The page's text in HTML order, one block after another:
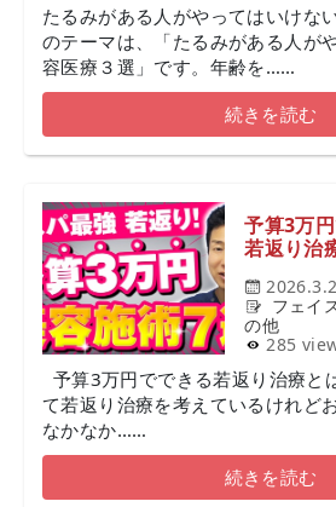
たるみがある人がやってはいけな
のテーマは、「たるみがある人が
容医療３選」です。年齢を……
続きを読む
予算3万
若返り治
フェイ
の他
285
予算3万円でできる若返り治療と
て若返り治療を考えているけれど
なかなか……
続きを読む